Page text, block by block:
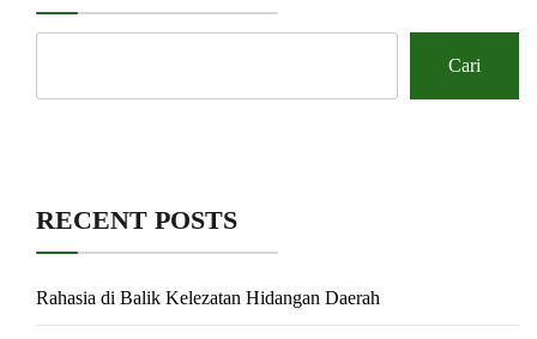
Cari
RECENT POSTS
Rahasia di Balik Kelezatan Hidangan Daerah